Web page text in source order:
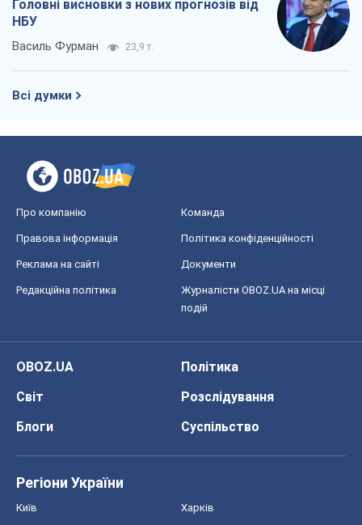
Головні висновки з нових прогнозів від
НБУ
Василь Фурман 23,9 т.
Всі думки
Про компанію Команда
Правова інформація Політика конфіденційності
Реклама на сайті Документи
Редакційна політика
Журналісти OBOZ.UA на місці
подій
OBOZ.UA
Політика
Світ
Розслідування
Блоги
Суспільство
Регіони України
Київ Харків